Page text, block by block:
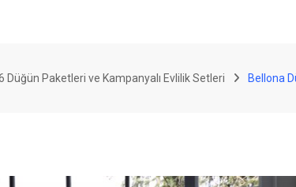
Düğün Paketleri ve Kampanyalı Evlilik Setleri Bellona